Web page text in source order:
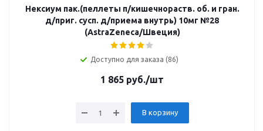
Нексиум пак.(пеллеты п/кишечнораств. об. и гран.
д/приг. сусп. д/приема внутрь) 10мг №28
(AstraZeneca/Швеция)
Доступно для заказа (86)
1 865 руб./шт
В корзину